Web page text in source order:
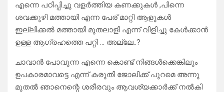
എന്നെ പഠിപ്പിച്ചു വളർത്തിയ കണക്കുകൾ ,പിന്നെ
ശവക്കുഴി മത്തായി എന്ന പേര് മാറ്റി ആളുകൾ
ഇല്ലിക്കൽ മത്തായി മുതലാളി എന്ന് വിളിച്ചു കേൾക്കാൻ
ഉള്ള ആഗ്രഹത്തെ പറ്റി … അല്ലേ..?
ചാവാൻ പോവുന്ന എന്നെ കൊണ്ട് നിങ്ങൾക്കെങ്കിലും
ഉപകാരമാവട്ടെ എന്ന് കരുതി ജോലിക്ക് പുറമെ അന്നു
മുതൽ ഞാനെന്റെ ശരീരവും ആവശ്യക്കാർക്ക് നൽകി